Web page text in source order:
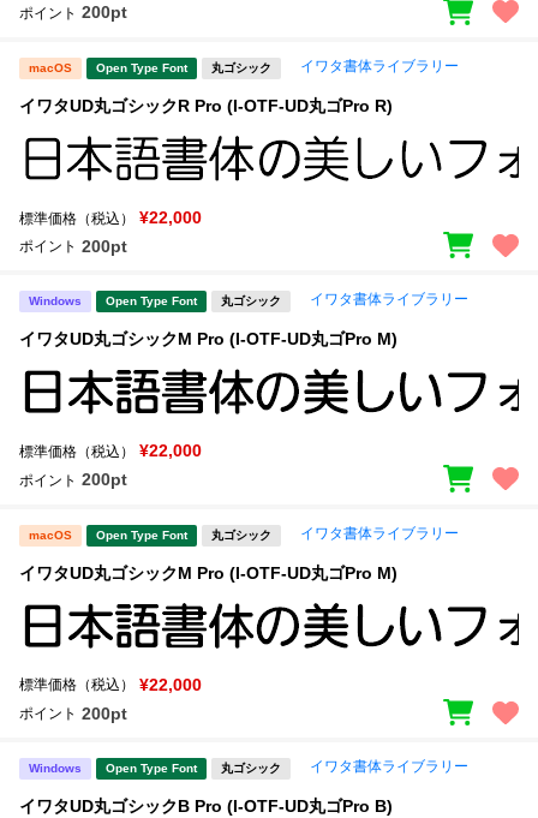
ポイント 200pt
macOS Open Type Font 丸ゴシック イワタ書体ライブラリー
イワタUD丸ゴシックR Pro (I-OTF-UD丸ゴPro R)
標準価格（税込） ¥22,000
ポイント 200pt
Windows Open Type Font 丸ゴシック イワタ書体ライブラリー
イワタUD丸ゴシックM Pro (I-OTF-UD丸ゴPro M)
標準価格（税込） ¥22,000
ポイント 200pt
macOS Open Type Font 丸ゴシック イワタ書体ライブラリー
イワタUD丸ゴシックM Pro (I-OTF-UD丸ゴPro M)
標準価格（税込） ¥22,000
ポイント 200pt
Windows Open Type Font 丸ゴシック イワタ書体ライブラリー
イワタUD丸ゴシックB Pro (I-OTF-UD丸ゴPro B)